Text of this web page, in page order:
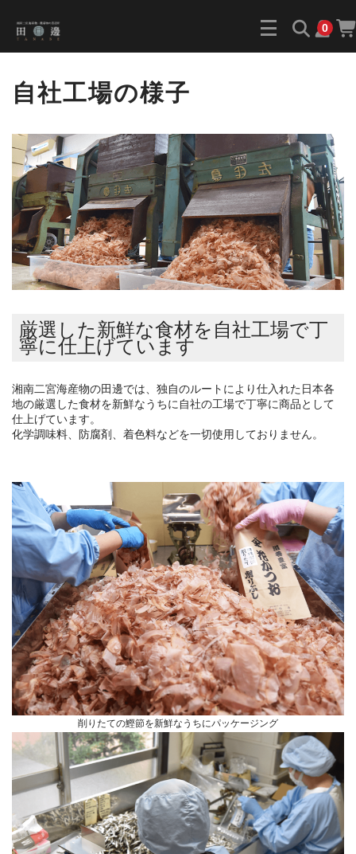
0
自社工場の様子
厳選した新鮮な食材を自社工場で丁
寧に仕上げています
湘南二宮海産物の田邊では、独自のルートにより仕入れた日本各
地の厳選した食材を新鮮なうちに自社の工場で丁寧に商品として
仕上げています。
化学調味料、防腐剤、着色料などを一切使用しておりません。
削りたての鰹節を新鮮なうちにパッケージング